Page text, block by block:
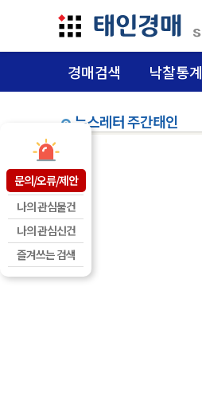
문의/오류/제안
나의 관심물건
나의 관심신건
즐겨쓰는 검색
경매검색 낙찰통계
뉴스레터 주간태인